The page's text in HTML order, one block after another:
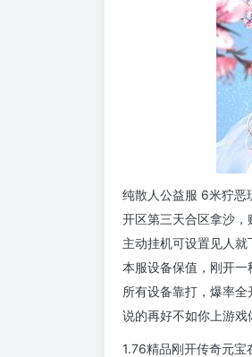
纯散人公益服 6米狞恶
开区第三天合区拿沙
主动挂机可设置见人
本服设备保值，刚开
所有设备靠打，爆率
说的再好不如你上游戏
1.76精品刚开传奇元